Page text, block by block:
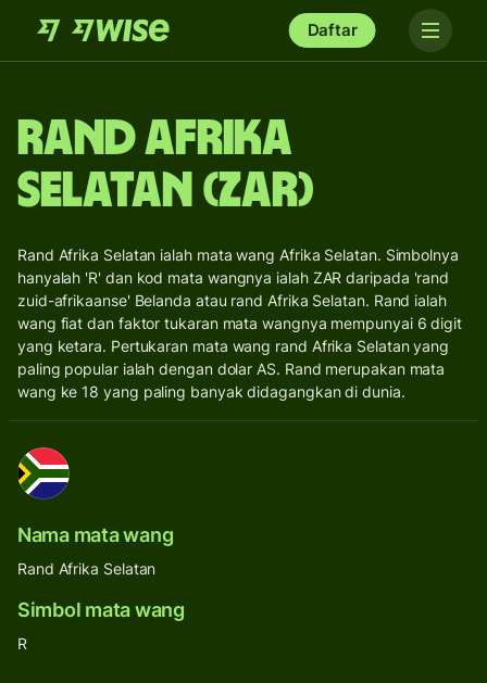
Daftar
Rand Afrika
Selatan (ZAR)
Rand Afrika Selatan ialah mata wang Afrika Selatan. Simbolnya
hanyalah 'R' dan kod mata wangnya ialah ZAR daripada 'rand
zuid-afrikaanse' Belanda atau rand Afrika Selatan. Rand ialah
wang fiat dan faktor tukaran mata wangnya mempunyai 6 digit
yang ketara. Pertukaran mata wang rand Afrika Selatan yang
paling popular ialah dengan dolar AS. Rand merupakan mata
wang ke 18 yang paling banyak didagangkan di dunia.
Nama mata wang
Rand Afrika Selatan
Simbol mata wang
R